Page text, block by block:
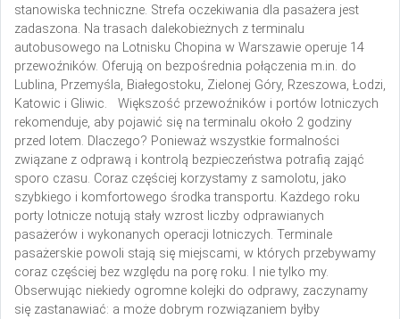
stanowiska techniczne. Strefa oczekiwania dla pasażera jest
zadaszona. Na trasach dalekobieżnych z terminalu
autobusowego na Lotnisku Chopina w Warszawie operuje 14
przewoźników. Oferują on bezpośrednia połączenia m.in. do
Lublina, Przemyśla, Białegostoku, Zielonej Góry, Rzeszowa, Łodzi,
Katowic i Gliwic.
Większość przewoźników i portów lotniczych
rekomenduje, aby pojawić się na terminalu około 2 godziny
przed lotem. Dlaczego? Ponieważ wszystkie formalności
związane z odprawą i kontrolą bezpieczeństwa potrafią zająć
sporo czasu. Coraz częściej korzystamy z samolotu, jako
szybkiego i komfortowego środka transportu. Każdego roku
porty lotnicze notują stały wzrost liczby odprawianych
pasażerów i wykonanych operacji lotniczych. Terminale
pasażerskie powoli stają się miejscami, w których przebywamy
coraz częściej bez względu na porę roku. I nie tylko my.
Obserwując niekiedy ogromne kolejki do odprawy, zaczynamy
się zastanawiać: a może dobrym rozwiązaniem byłby